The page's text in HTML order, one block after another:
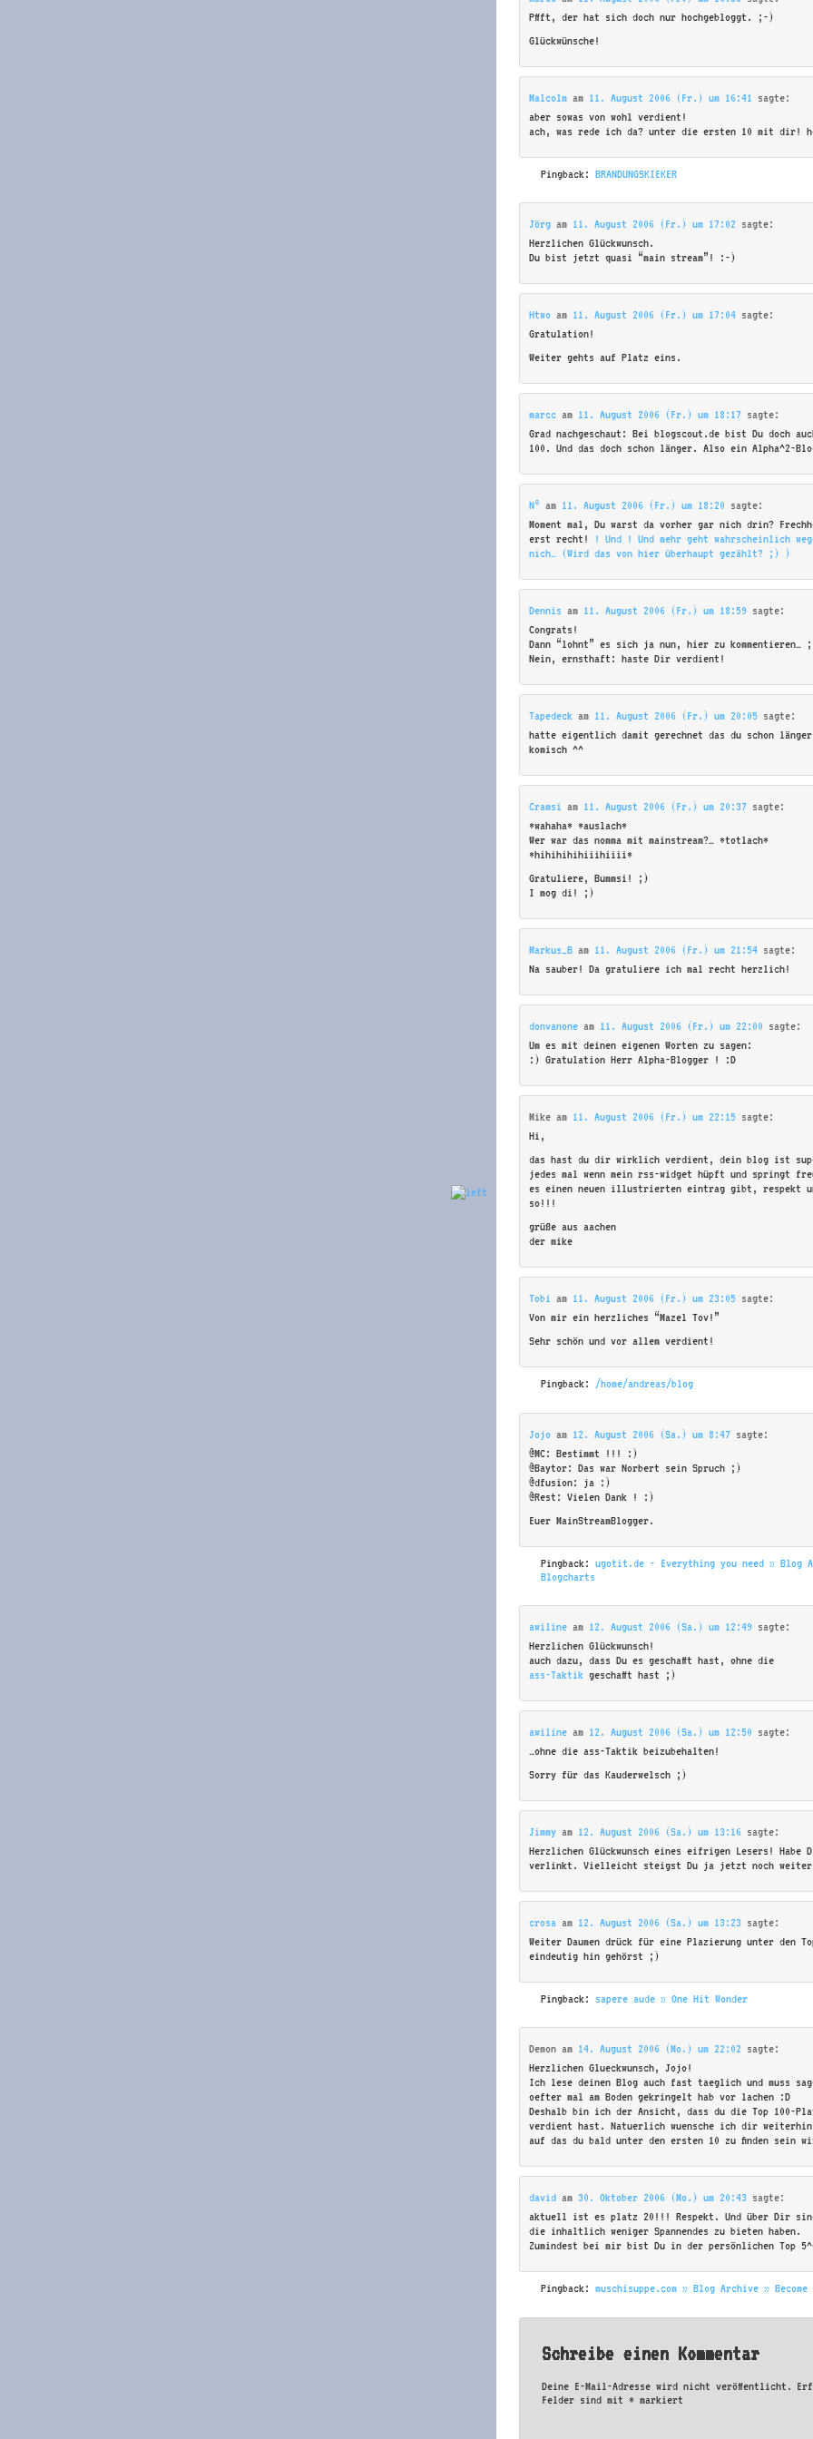
Pffft, der hat sich doch nur hochgebloggt. ;-)
Glückwünsche!
Malcolm am 11. August 2006 (Fr.) um 16:41 sagte:
aber sowas von wohl verdient!
ach, was rede ich da? unter die ersten 10 mit dir!
Pingback:BRANDUNGSKIEKER
Jörg am 11. August 2006 (Fr.) um 17:02 sagte:
Herzlichen Glückwunsch.
Du bist jetzt quasi “main stream”! :-)
Htwo am 11. August 2006 (Fr.) um 17:04 sagte:
Gratulation!
Weiter gehts auf Platz eins.
marcc am 11. August 2006 (Fr.) um 18:17 sagte:
Grad nachgeschaut: Bei blogscout.de bist Du doch
100. Und das doch schon länger. Also ein Alpha^2-
N° am 11. August 2006 (Fr.) um 18:20 sagte:
Moment mal, Du warst da vorher gar nich drin?
erst recht!
! Und ! Und mehr geht wahrscheinlich
nich… (Wird das von hier überhaupt gezählt? ;) )
Dennis am 11. August 2006 (Fr.) um 18:59 sagte:
Congrats!
Dann “lohnt” es sich ja nun, hier zu kommentieren…
Nein, ernsthaft: haste Dir verdient!
Tapedeck am 11. August 2006 (Fr.) um 20:05 sagte:
hatte eigentlich damit gerechnet das du schon
komisch ^^
Cramsi am 11. August 2006 (Fr.) um 20:37 sagte:
*wahaha* *auslach*
Wer war das nomma mit mainstream?… *totlach*
*hihihihihiiihiiii*
Gratuliere, Bummsi! ;)
I mog di! ;)
Markus_B am 11. August 2006 (Fr.) um 21:54 sagte:
Na sauber! Da gratuliere ich mal recht herzlich!
donvanone am 11. August 2006 (Fr.) um 22:00 sagte:
Um es mit deinen eigenen Worten zu sagen:
:) Gratulation Herr Alpha-Blogger ! :D
Mike am 11. August 2006 (Fr.) um 22:15 sagte:
Hi,
das hast du dir wirklich verdient, dein blog ist
jedes mal wenn mein rss-widget hüpft und springt
es einen neuen illustrierten eintrag gibt, respekt
so!!!
grüße aus aachen
der mike
Tobi am 11. August 2006 (Fr.) um 23:05 sagte:
Von mir ein herzliches “Mazel Tov!”
Sehr schön und vor allem verdient!
Pingback: /home/andreas/blog
Jojo am 12. August 2006 (Sa.) um 8:47 sagte:
@MC: Bestimmt !!! :)
@Baytor: Das war Norbert sein Spruch ;)
@dfusion: ja :)
@Rest: Vielen Dank ! :)
Euer MainStreamBlogger.
Pingback:ugotit.de - Everything you need » Blog
Blogcharts
awiline am 12. August 2006 (Sa.) um 12:49 sagte:
Herzlichen Glückwunsch!
auch dazu, dass Du es geschafft hast, ohne die
ass-Taktik geschafft hast ;)
awiline am 12. August 2006 (Sa.) um 12:50 sagte:
…ohne die ass-Taktik beizubehalten!
Sorry für das Kauderwelsch ;)
Jimmy am 12. August 2006 (Sa.) um 13:16 sagte:
Herzlichen Glückwunsch eines eifrigen Lesers! Habe
verlinkt. Vielleicht steigst Du ja jetzt noch weiter
crosa am 12. August 2006 (Sa.) um 13:23 sagte:
Weiter Daumen drück für eine Plazierung unter den
eindeutig hin gehörst ;)
Pingback: sapere aude » One Hit Wonder
Demon am 14. August 2006 (Mo.) um 22:02 sagte:
Herzlichen Glueckwunsch, Jojo!
Ich lese deinen Blog auch fast taeglich und muss
oefter mal am Boden gekringelt hab vor lachen :D
Deshalb bin ich der Ansicht, dass du die Top 100-
verdient hast. Natuerlich wuensche ich dir
auf das du bald unter den ersten 10 zu finden sein
david am 30. Oktober 2006 (Mo.) um 20:43 sagte:
aktuell ist es platz 20!!! Respekt. Und über Dir
die inhaltlich weniger Spannendes zu bieten haben.
Zumindest bei mir bist Du in der persönlichen Top
Pingback:muschisuppe.com » Blog Archive »
Schreibe einen Kommentar
Deine E-Mail-Adresse wird nicht veröffentlicht.
Felder sind mit * markiert